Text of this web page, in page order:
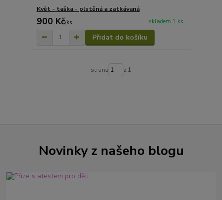
Květ - taška - plstěná a zatkávaná
900 Kč/ks skladem 1 ks
Přidat do košíku
strana z 1
Novinky z našeho blogu